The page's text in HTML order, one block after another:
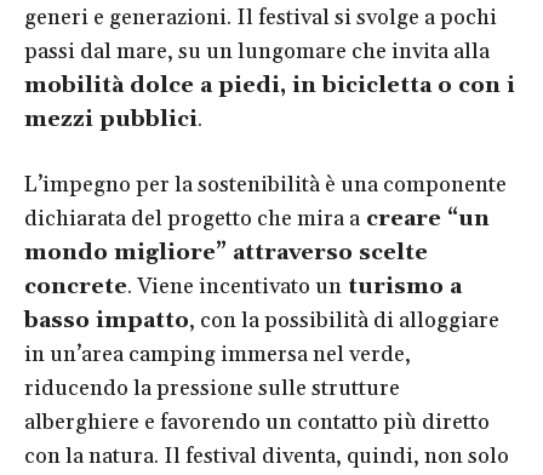
generi e generazioni. Il festival si svolge a pochi
passi dal mare, su un lungomare che invita alla
mobilità dolce a piedi, in bicicletta o con i
mezzi pubblici.
L’impegno per la sostenibilità è una componente
dichiarata del progetto che mira a creare “un
mondo migliore” attraverso scelte
concrete. Viene incentivato un turismo a
basso impatto, con la possibilità di alloggiare
in un’area camping immersa nel verde,
riducendo la pressione sulle strutture
alberghiere e favorendo un contatto più diretto
con la natura. Il festival diventa, quindi, non solo